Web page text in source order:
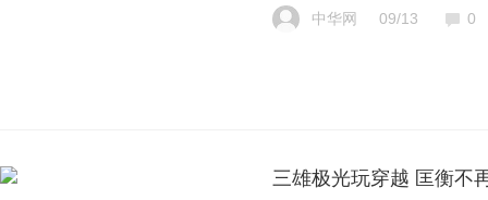
中华网 09/13 0
三雄极光玩穿越 匡衡不